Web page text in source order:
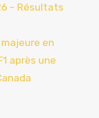
– Résultats
en
après une